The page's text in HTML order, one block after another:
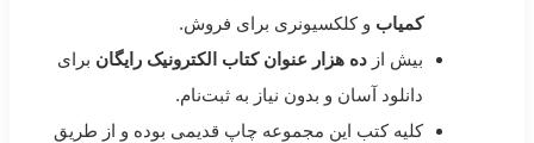
کمیاب و کلکسیونری برای فروش.
بیش از ده هزار عنوان کتاب الکترونیک رایگان برای
دانلود آسان و بدون نیاز به ثبت‌نام.
کلیه کتب این مجموعه چاپ قدیمی بوده و از طریق